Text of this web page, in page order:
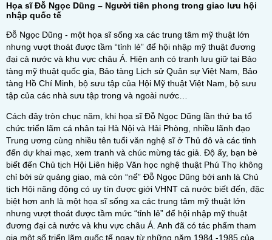
Họa sĩ Đỗ Ngọc Dũng – Người tiên phong trong giao lưu hội
nhập quốc tế
Đỗ Ngọc Dũng - một họa sĩ sống xa các trung tâm mỹ thuật lớn
nhưng vượt thoát được tầm “tỉnh lẻ” để hội nhập mỹ thuật đương
đại cả nước và khu vực châu Á. Hiện anh có tranh lưu giữ tại Bảo
tàng mỹ thuật quốc gia, Bảo tàng Lịch sử Quân sự Việt Nam, Bảo
tàng Hồ Chí Minh, bộ sưu tập của Hội Mỹ thuật Việt Nam, bộ sưu
tập của các nhà sưu tập trong và ngoài nước…
Cách đây tròn chục năm, khi họa sĩ Đỗ Ngọc Dũng lần thứ ba tổ
chức triển lãm cá nhân tại Hà Nội và Hải Phòng, nhiều lãnh đạo
Trung ương cùng nhiều tên tuổi văn nghệ sĩ ở Thủ đô và các tỉnh
đến dự khai mạc, xem tranh và chúc mừng tác giả. Độ ấy, bạn bè
biết đến Chủ tịch Hội Liên hiệp Văn học nghệ thuật Phú Thọ không
chỉ bởi sử quảng giao, mà còn “nể” Đỗ Ngọc Dũng bởi anh là Chủ
tịch Hội năng động có uy tín được giới VHNT cả nước biết đến, đặc
biệt hơn anh là một họa sĩ sống xa các trung tâm mỹ thuật lớn
nhưng vượt thoát được tầm mức “tỉnh lẻ” để hội nhập mỹ thuật
đương đại cả nước và khu vực châu Á. Anh đã có tác phẩm tham
gia một số triển lãm quốc tế ngay từ những năm 1984 -1985 của